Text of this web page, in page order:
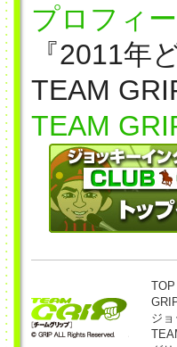
プロフィ
『2011年
TEAM
TEAM
TOP
ジ